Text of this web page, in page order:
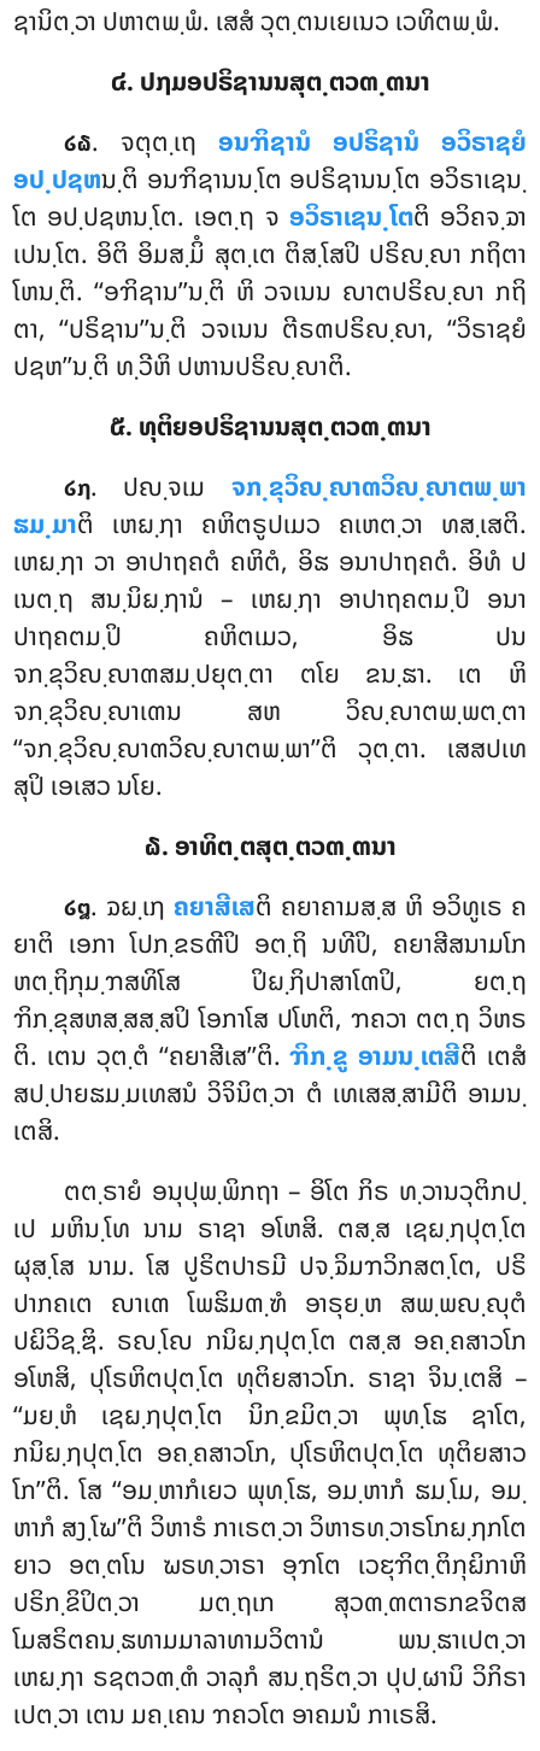
ຊານິຕ຺ວາ ປຫາຕພ຺ພໍ. ເສສໍ ວຸຕ຺ຕນເຍເນວ ເວທິຕພ຺ພໍ.
໔. ປຐມອປຣິຊານນສຸຕ຺ຕວຓ຺ຓນາ
໒໖. ຈຕຸຕ຺ເຖ ອນຠິຊານໍ ອປຣິຊານໍ ອວິຣາຊຍໍ
ອປ຺ປຊຫນ຺ຕິ ອນຠິຊານນ຺ໂຕ ອປຣິຊານນ຺ໂຕ ອວິຣາເຊນ຺
ໂຕ ອປ຺ປຊຫນ຺ໂຕ. ເອຕ຺ຖ ຈ ອວິຣາເຊນ຺ໂຕຕິ ອວິຄຈ຺ຉາ
ເປນ຺ໂຕ. ອິຕິ ອິມສ຺ມິໍ ສຸຕ຺ເຕ ຕິສ຺ໂສປິ ປຣິຎ຺ຎາ ກຖິຕາ
ໂຫນ຺ຕິ. ‘‘ອຠິຊານ’’ນ຺ຕິ ຫິ ວຈເນນ ຎາຕປຣິຎ຺ຎາ ກຖິ
ຕາ, ‘‘ປຣິຊານ’’ນ຺ຕິ ວຈເນນ ຕີຣຓປຣິຎ຺ຎາ, ‘‘ວິຣາຊຍໍ
ປຊຫ’’ນ຺ຕິ ທ຺ວີຫິ ປຫານປຣິຎ຺ຎາຕິ.
໕. ທຸຕິຍອປຣິຊານນສຸຕ຺ຕວຓ຺ຓນາ
໒໗. ປຎ຺ຈເມ ຈກ຺ຂຸວິຎ຺ຎາຓວິຎ຺ຎາຕພ຺ພາ
ຘມ຺ມາຕິ ເຫຏ຺ຐາ ຄຫິຕຣູປເມວ ຄເຫຕ຺ວາ ທສ຺ເສຕິ.
ເຫຏ຺ຐາ ວາ ອາປາຖຄຕໍ ຄຫິຕໍ, ອິຘ ອນາປາຖຄຕໍ. ອິທໍ ປ
ເນຕ຺ຖ ສນ຺ນິຏ຺ຐານໍ – ເຫຏ຺ຐາ ອາປາຖຄຕມ຺ປິ ອນາ
ປາຖຄຕມ຺ປິ ຄຫິຕເມວ, ອິຘ ປນ
ຈກ຺ຂຸວິຎ຺ຎາຓສມ຺ປຍຸຕ຺ຕາ ຕໂຍ ຂນ຺ຘາ. ເຕ ຫິ
ຈກ຺ຂຸວິຎ຺ຎາເຓນ ສຫ ວິຎ຺ຎາຕພ຺ພຕ຺ຕາ
‘‘ຈກ຺ຂຸວິຎ຺ຎາຓວິຎ຺ຎາຕພ຺ພາ’’ຕິ ວຸຕ຺ຕາ. ເສສປເທ
ສຸປິ ເອເສວ ນໂຍ.
໖. ອາທິຕ຺ຕສຸຕ຺ຕວຓ຺ຓນາ
໒໘. ຉຏ຺ເຐ ຄຍາສີເສຕິ ຄຍາຄາມສ຺ສ ຫິ ອວິທູເຣ ຄ
ຍາຕິ ເອກາ ໂປກ຺ຂຣຓີປິ ອຕ຺ຖິ ນທີປິ, ຄຍາສີສນາມໂກ
ຫຕ຺ຖິກຸມ຺ຠສທິໂສ ປິຏ຺ຐິປາສາໂຓປິ, ຍຕ຺ຖ
ຠິກ຺ຂຸສຫສ຺ສສ຺ສປິ ໂອກາໂສ ປໂຫຕິ, ຠຄວາ ຕຕ຺ຖ ວິຫຣ
ຕິ. ເຕນ ວຸຕ຺ຕໍ ‘‘ຄຍາສີເສ’’ຕິ.ຠິກ຺ຂູ ອາມນ຺ເຕສີຕິ ເຕສໍ
ສປ຺ປາຍຘມ຺ມເທສນໍ ວິຈິນິຕ຺ວາ ຕໍ ເທເສສ຺ສາມີຕິ ອາມນ຺
ເຕສິ.
ຕຕ຺ຣາຍໍ ອນຸປຸພ຺ພິກຖາ – ອິໂຕ ກິຣ ທ຺ວານວຸຕິກປ຺
ເປ ມຫິນ຺ໂທ ນາມ ຣາຊາ ອໂຫສິ. ຕສ຺ສ ເຊຏ຺ຐປຸຕ຺ໂຕ
ຜຸສ຺ໂສ ນາມ. ໂສ ປູຣິຕປາຣມີ ປຈ຺ຉິມຠວິກສຕ຺ໂຕ, ປຣິ
ປາກຄເຕ ຎາເຓ ໂພຘິມຓ຺ຑໍ ອາຣຸຍ຺ຫ ສພ຺ພຎ຺ຎຸຕໍ
ປຏິວິຊ຺ຌິ. ຣຎ຺ໂຎ ກນິຏ຺ຐປຸຕ຺ໂຕ ຕສ຺ສ ອຄ຺ຄສາວໂກ
ອໂຫສິ, ປຸໂຣຫິຕປຸຕ຺ໂຕ ທຸຕິຍສາວໂກ. ຣາຊາ ຈິນ຺ເຕສິ –
‘‘ມຍ຺ຫໍ ເຊຏ຺ຐປຸຕ຺ໂຕ ນິກ຺ຂມິຕ຺ວາ ພຸທ຺ໂຘ ຊາໂຕ,
ກນິຏ຺ຐປຸຕ຺ໂຕ ອຄ຺ຄສາວໂກ, ປຸໂຣຫິຕປຸຕ຺ໂຕ ທຸຕິຍສາວ
ໂກ’’ຕິ. ໂສ ‘‘ອມ຺ຫາກໍເຍວ ພຸທ຺ໂຘ, ອມ຺ຫາກໍ ຘມ຺ໂມ, ອມ຺
ຫາກໍ ສງ຺ໂຆ’’ຕິ ວິຫາຣໍ ກາເຣຕ຺ວາ ວິຫາຣທ຺ວາຣໂກຏ຺ຐກໂຕ
ຍາວ ອຕ຺ຕໂນ ຆຣທ຺ວາຣາ ອຸຠໂຕ ເວຬຸຠິຕ຺ຕິກຸຏິກາຫິ
ປຣິກ຺ຂິປິຕ຺ວາ ມຕ຺ຖເກ ສຸວຓ຺ຓຕາຣກຂຈິຕສ
ໂມສຣິຕຄນ຺ຘທາມມາລາທາມວິຕານໍ ພນ຺ຘາເປຕ຺ວາ
ເຫຏ຺ຐາ ຣຊຕວຓ຺ຓໍ ວາລຸກໍ ສນ຺ຖຣິຕ຺ວາ ປຸປ຺ຜານິ ວິກິຣາ
ເປຕ຺ວາ ເຕນ ມຄ຺ເຄນ ຠຄວໂຕ ອາຄມນໍ ກາເຣສິ.